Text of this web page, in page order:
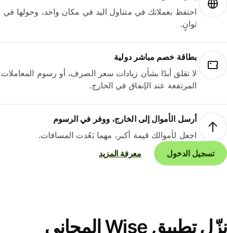
احتفظ بعملاتك في متناول اليد في مكان واحد، وحولها في
ثوانٍ.
بطاقة خصم مباشر دولية
لا تقلق أبدًا بشأن زيادات سعر الصرف، أو رسوم المعاملات
المرتفعة عند الإنفاق في الخارج.
أرسل الأموال إلى الخارج، ووفر في الرسوم
اجعل لأموالك قيمة أكبر، مهما بَعُدت المسافات.
تسجيل الدخول
معرفة المزيد
نزّل تطبيق Wise المجاني